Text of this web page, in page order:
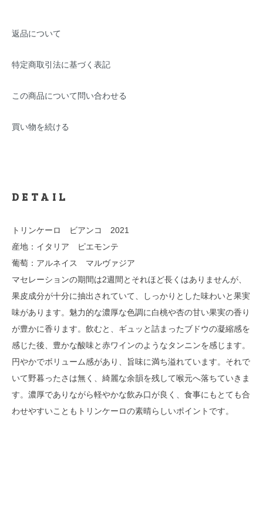
返品について
特定商取引法に基づく表記
この商品について問い合わせる
買い物を続ける
DETAIL
トリンケーロ ビアンコ 2021
産地：イタリア ピエモンテ
葡萄：アルネイス マルヴァジア
マセレーションの期間は2週間とそれほど長くはありませんが、
果皮成分が十分に抽出されていて、しっかりとした味わいと果実
味があります。魅力的な濃厚な色調に白桃や杏の甘い果実の香り
が豊かに香ります。飲むと、ギュッと詰まったブドウの凝縮感を
感じた後、豊かな酸味と赤ワインのようなタンニンを感じます。
円やかでボリューム感があり、旨味に満ち溢れています。それで
いて野暮ったさは無く、綺麗な余韻を残して喉元へ落ちていきま
す。濃厚でありながら軽やかな飲み口が良く、食事にもとても合
わせやすいこともトリンケーロの素晴らしいポイントです。